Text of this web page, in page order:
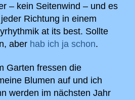
– kein Seitenwind – und es
Richtung in einem
at its best. Sollte
aber hab ich ja schon.
Garten fressen die
Blumen auf und ich
werden im nächsten Jahr